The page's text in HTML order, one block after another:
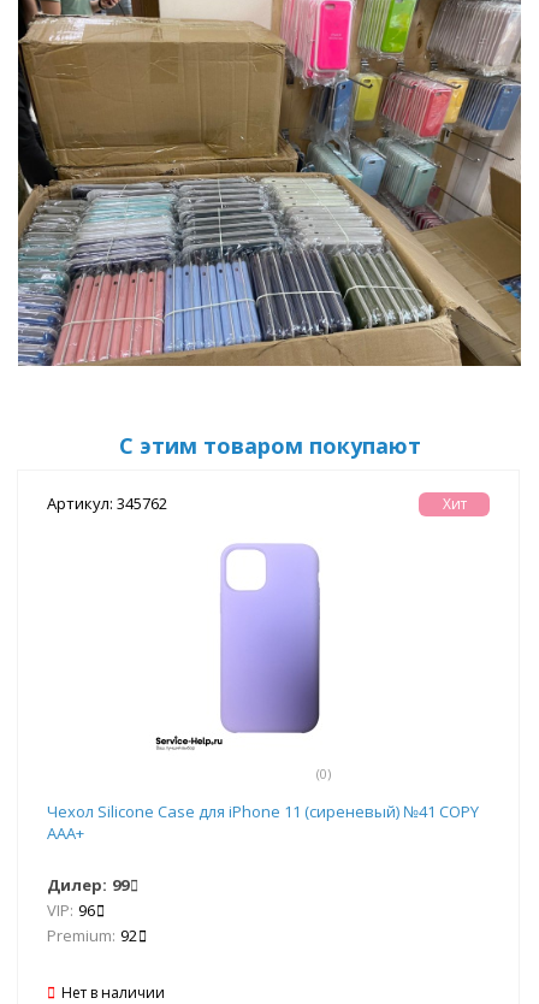
С этим товаром покупают
Артикул: 345762
(0)
Хит
Чехол Silicone Case для iPhone 11 (сиреневый) №41 COPY
AAA+
Дилер: 99
VIP: 96
Premium: 92
Нет в наличии